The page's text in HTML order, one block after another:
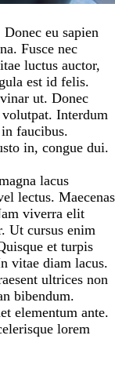
eu sapien
Fusce nec
luctus auctor,
est id felis.
ut. Donec
Interdum
faucibus.
in, congue dui.
lacus
lectus. Maecenas
viverra elit
Ut cursus enim
et turpis
vitae diam lacus.
ultrices non
bibendum.
elementum ante.
lorem